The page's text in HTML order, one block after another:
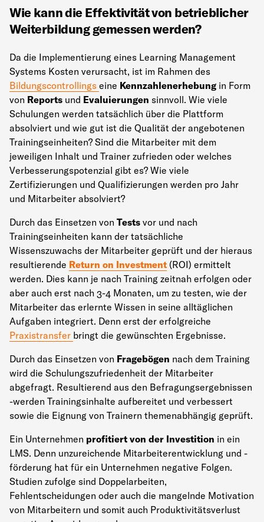
Wie kann die Effektivität von betrieblicher
Weiterbildung gemessen werden?
Da die Implementierung eines Learning Management
Systems Kosten verursacht, ist im Rahmen des
Bildungscontrollings eine Kennzahlenerhebung in Form
von Reports und Evaluierungen sinnvoll. Wie viele
Schulungen werden tatsächlich über die Plattform
absolviert und wie gut ist die Qualität der angebotenen
Trainingseinheiten? Sind die Mitarbeiter mit dem
jeweiligen Inhalt und Trainer zufrieden oder welches
Verbesserungspotenzial gibt es? Wie viele
Zertifizierungen und Qualifizierungen werden pro Jahr
und Mitarbeiter absolviert?
Durch das Einsetzen von Tests vor und nach
Trainingseinheiten kann der tatsächliche
Wissenszuwachs der Mitarbeiter geprüft und der hieraus
resultierende Return on Investment (ROI) ermittelt
werden. Dies kann je nach Training zeitnah erfolgen oder
aber auch erst nach 3-4 Monaten, um zu testen, wie der
Mitarbeiter das erlernte Wissen in seine alltäglichen
Aufgaben integriert. Denn erst der erfolgreiche
Praxistransfer bringt die gewünschten Ergebnisse.
Durch das Einsetzen von Fragebögen nach dem Training
wird die Schulungszufriedenheit der Mitarbeiter
abgefragt. Resultierend aus den Befragungsergebnissen
-werden Trainingsinhalte aufbereitet und verbessert
sowie die Eignung von Trainern themenabhängig geprüft.
Ein Unternehmen profitiert von der Investition in ein
LMS. Denn unzureichende Mitarbeiterentwicklung und -
förderung hat für ein Unternehmen negative Folgen.
Studien zufolge sind Doppelarbeiten,
Fehlentscheidungen oder auch die mangelnde Motivation
von Mitarbeitern und somit auch Produktivitätsverlust